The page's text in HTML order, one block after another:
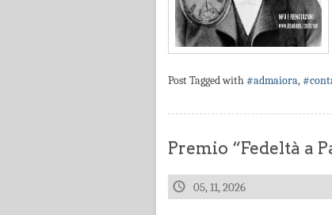
Post Tagged with#admaiora,
Premio “Fedeltà a
05, 11, 2026